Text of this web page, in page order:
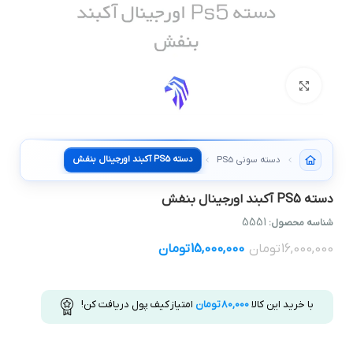
دسته سونی PS5 دسته PS5 آکبند اورجینال بنفش
دسته PS5 آکبند اورجینال بنفش
شناسه محصول: 5551
16,000,000تومان 15,000,000تومان
با خرید این کالا80,000تومان امتیاز کیف پول دریافت کن!